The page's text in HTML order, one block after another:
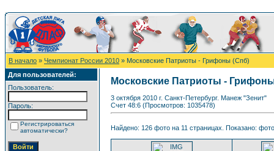
В начало » Чемпионат России 2010 » Московские Патриоты - Грифоны (Спб)
Для пользователей:
Пользователь:
Пароль:
Регистрироваться
автоматически?
Московские Патриоты -
3 октября 2010 г. Санкт-Петербург. Манеж "Зенит"
Счет 48:6 (Просмотров: 1035478)
Найдено: 126 фото на 11 страницах. Показано: